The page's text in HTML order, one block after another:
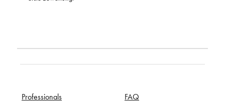
Professionals
FAQ